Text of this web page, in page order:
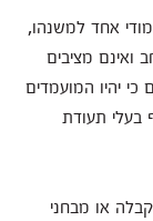
אחד למשנהו,
מציבים
יהיו המועמדים
אף בעלי תעודת
או מבחני